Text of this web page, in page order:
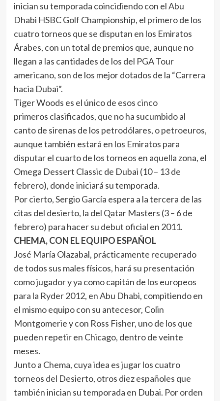
inician su temporada coincidiendo con el Abu
Dhabi HSBC Golf Championship, el primero de los
cuatro torneos que se disputan en los Emiratos
Árabes, con un total de premios que, aunque no
llegan a las cantidades de los del PGA Tour
americano, son de los mejor dotados de la “Carrera
hacia Dubai”.
Tiger Woods es el único de esos cinco
primeros clasificados, que no ha sucumbido al
canto de sirenas de los petrodólares, o petroeuros,
aunque también estará en los Emiratos para
disputar el cuarto de los torneos en aquella zona, el
Omega Dessert Classic de Dubai (10 – 13 de
febrero), donde iniciará su temporada.
Por cierto, Sergio García espera a la tercera de las
citas del desierto, la del Qatar Masters (3 – 6 de
febrero) para hacer su debut oficial en 2011.
CHEMA, CON EL EQUIPO ESPAÑOL
José María Olazabal, prácticamente recuperado
de todos sus males físicos, hará su presentación
como jugador y ya como capitán de los europeos
para la Ryder 2012, en Abu Dhabi, compitiendo en
el mismo equipo con su antecesor, Colin
Montgomerie y con Ross Fisher, uno de los que
pueden repetir en Chicago, dentro de veinte
meses.
Junto a Chema, cuya idea es jugar los cuatro
torneos del Desierto, otros diez españoles que
también inician su temporada en Dubai. Por orden